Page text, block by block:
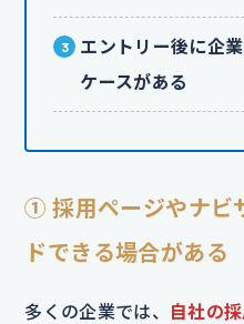
エントリー後に企
ケースがある
① 採用ページやナビ
ドできる場合がある
多くの企業では、
自社の